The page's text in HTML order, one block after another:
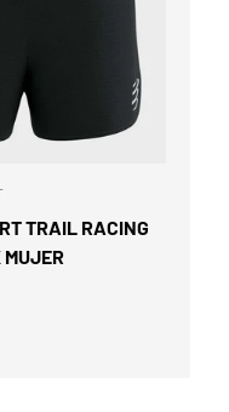
TRAIL RACING
ELEGIR